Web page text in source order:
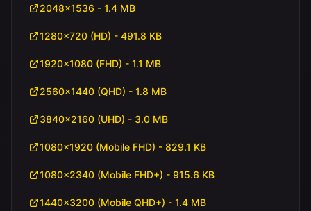
2048x1536 - 1.4 MB
1280x720 (HD) - 491.8 KB
1920x1080 (FHD) - 1.1 MB
2560x1440 (QHD) - 1.8 MB
3840x2160 (UHD) - 3.0 MB
1080x1920 (Mobile FHD) - 829.1 KB
1080x2340 (Mobile FHD+) - 915.6 KB
1440x3200 (Mobile QHD+) - 1.4 MB